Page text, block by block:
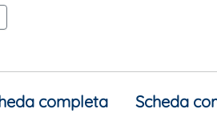
completa Scheda